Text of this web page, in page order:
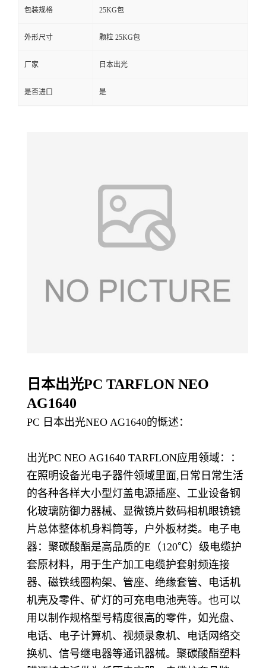
包装规格 25KG包
外形尺寸 颗粒 25KG包
厂家 日本出光
是否进口 是
日本出光PC TARFLON NEO
AG1640
PC 日本出光NEO AG1640的慨述：
出光PC NEO AG1640 TARFLON应用领域：：
在照明设备光电子器件领域里面,日常日常生活
的各种各样大小型灯盖电源插座、工业设备钢
化玻璃防御力器械、显微镜片数码相机眼镜镜
片总体整体机身料筒等，户外板材类。电子电
器：聚碳酸酯是高品质的E（120℃）级电缆护
套原材料，用于生产加工电缆护套射频连接
器、磁铁线圈构架、管座、绝缘套管、电话机
机壳及零件、矿灯的可充电电池壳等。也可以
用以制作规格型号精度很高的零件，如光盘、
电话、电子计算机、视频录象机、电话网络交
换机、信号继电器等通讯器械。聚碳酸酯塑料